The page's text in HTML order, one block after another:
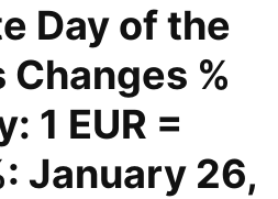
Day of the
Changes %
1 EUR =
January 26,